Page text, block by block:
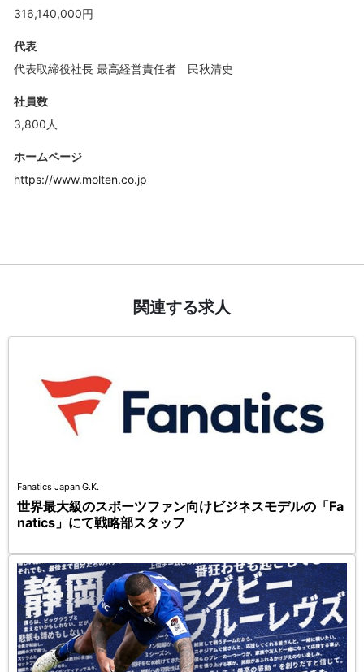
316,140,000円
代表
代表取締役社長 最高経営責任者 民秋清史
社員数
3,800人
ホームページ
https://www.molten.co.jp
関連する求人
Fanatics Japan G.K.
世界最大級のスポーツファン向けビジネスモデルの「Fa
natics」にて戦略部スタッフ